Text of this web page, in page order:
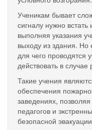
Ученикам бывает
сигналу нужно
выполняя указания
выходу из здания. Но
для чего проводятся
действовать в
Такие учения
обеспечения
заведениях,
педагогов и
безопасной